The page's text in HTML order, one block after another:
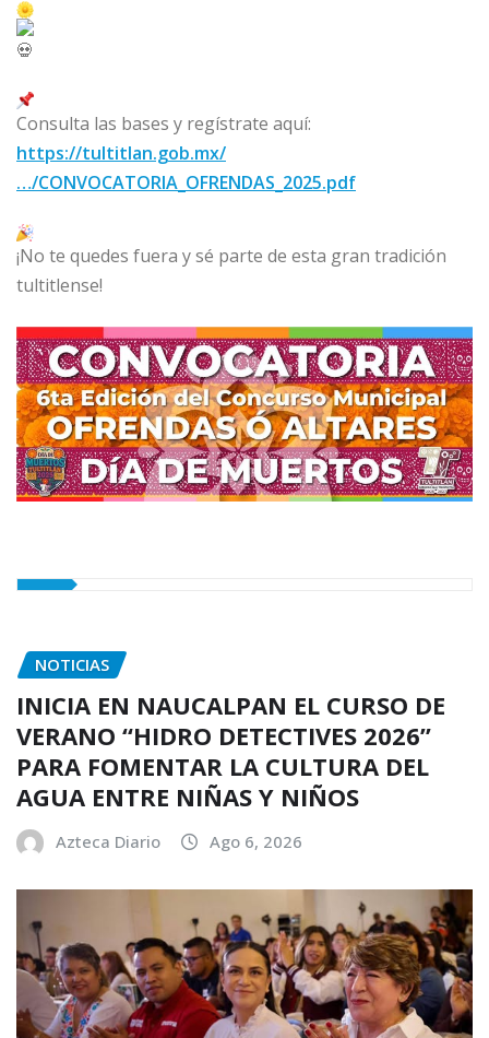
Consulta las bases y regístrate aquí:
https://tultitlan.gob.mx/
…/CONVOCATORIA_OFRENDAS_2025.pdf
¡No te quedes fuera y sé parte de esta gran tradición
tultitlense!
NOTICIAS
INICIA EN NAUCALPAN EL CURSO DE
VERANO “HIDRO DETECTIVES 2026”
PARA FOMENTAR LA CULTURA DEL
AGUA ENTRE NIÑAS Y NIÑOS
Azteca Diario Ago 6, 2026